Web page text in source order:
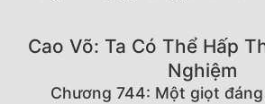
Thể Loại
Cao Võ: Ta Có Thể Hấp
Nghiệm
Chương 744: Một giọt